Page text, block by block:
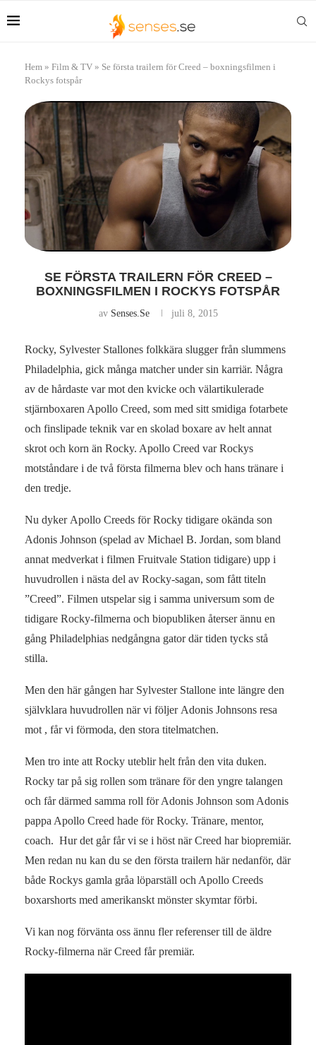
Hem » Film & TV » Se första trailern för Creed – boxningsfilmen i
Rockys fotspår
SE FÖRSTA TRAILERN FÖR CREED –
BOXNINGSFILMEN I ROCKYS FOTSPÅR
av Senses.se juli 8, 2015
Rocky, Sylvester Stallones folkkära slugger från slummens
Philadelphia, gick många matcher under sin karriär. Några
av de hårdaste var mot den kvicke och välartikulerade
stjärnboxaren Apollo Creed, som med sitt smidiga fotarbete
och finslipade teknik var en skolad boxare av helt annat
skrot och korn än Rocky. Apollo Creed var Rockys
motståndare i de två första filmerna blev och hans tränare i
den tredje.
Nu dyker Apollo Creeds för Rocky tidigare okända son
Adonis Johnson (spelad av Michael B. Jordan, som bland
annat medverkat i filmen Fruitvale Station tidigare) upp i
huvudrollen i nästa del av Rocky-sagan, som fått titeln
”Creed”. Filmen utspelar sig i samma universum som de
tidigare Rocky-filmerna och biopubliken återser ännu en
gång Philadelphias nedgångna gator där tiden tycks stå
stilla.
Men den här gången har Sylvester Stallone inte längre den
självklara huvudrollen när vi följer Adonis Johnsons resa
mot , får vi förmoda, den stora titelmatchen.
Men tro inte att Rocky uteblir helt från den vita duken.
Rocky tar på sig rollen som tränare för den yngre talangen
och får därmed samma roll för Adonis Johnson som Adonis
pappa Apollo Creed hade för Rocky. Tränare, mentor,
coach. Hur det går får vi se i höst när Creed har biopremiär.
Men redan nu kan du se den första trailern här nedanför, där
både Rockys gamla gråa löparställ och Apollo Creeds
boxarshorts med amerikanskt mönster skymtar förbi.
Vi kan nog förvänta oss ännu fler referenser till de äldre
Rocky-filmerna när Creed får premiär.